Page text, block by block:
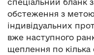
спеціальний бланк
обстеження з
індивідуальних
вже наступного
щеплення по кілька